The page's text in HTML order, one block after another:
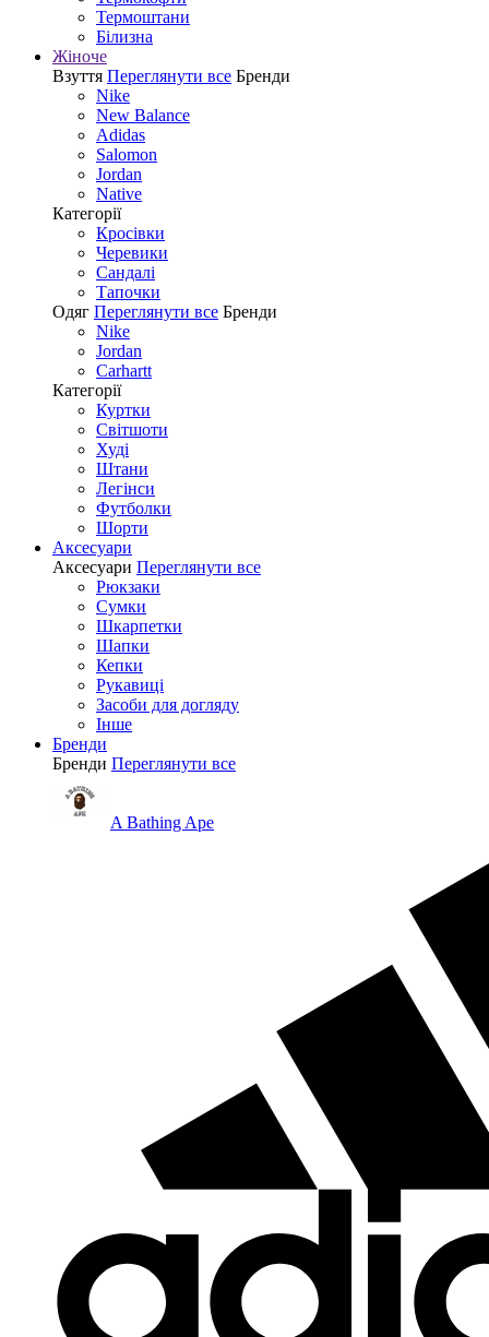
Термоштани
Білизна
Жіноче
Взуття Переглянути все Бренди
Nike
New Balance
Adidas
Salomon
Jordan
Native
Категорії
Кросівки
Черевики
Сандалі
Tапочки
Одяг Переглянути все Бренди
Nike
Jordan
Carhartt
Категорії
Куртки
Світшоти
Худі
Штани
Легінси
Футболки
Шорти
Аксесуари
Аксесуари Переглянути все
Рюкзаки
Сумки
Шкарпетки
Шапки
Кепки
Рукавиці
Засоби для догляду
Інше
Бренди
Бренди Переглянути все
A Bathing Ape